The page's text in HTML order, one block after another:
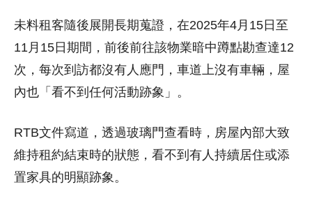
未料租客隨後展開長期蒐證，在2025年4月15日至
11月15日期間，前後前往該物業暗中蹲點勘查達12
次，每次到訪都沒有人應門，車道上沒有車輛，屋
內也「看不到任何活動跡象」。
RTB文件寫道，透過玻璃門查看時，房屋內部大致
維持租約結束時的狀態，看不到有人持續居住或添
置家具的明顯跡象。